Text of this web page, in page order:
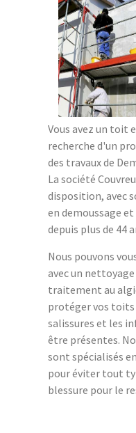
Vous avez un toit
recherche d'un
des travaux de
La société
disposition, avec
en demoussage
depuis plus de 44
Nous pouvons
avec un
traitement au
protéger vos
salissures et les
être présentes.
sont spécialisés
pour éviter tout
blessure pour le